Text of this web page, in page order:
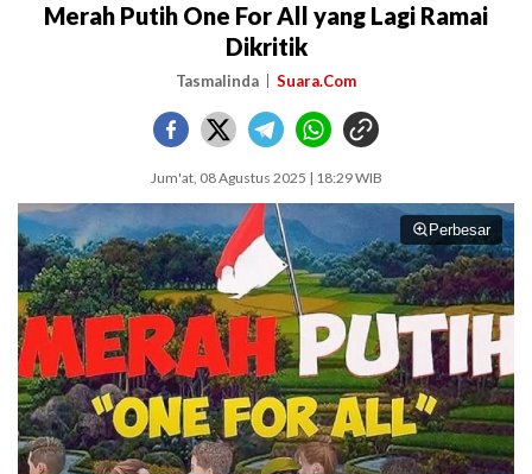
Merah Putih One For All yang Lagi Ramai
Dikritik
Tasmalinda Suara.Com
Jum'at, 08 Agustus 2025 | 18:29 WIB
Perbesar